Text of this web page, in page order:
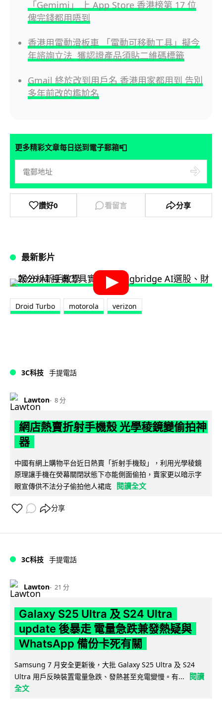
「Gemimi」 上 App Store 香港榜第 17 位
俾完錢都用唔到
香港用電動滑板車 「電動可移動工具」擬今
年諮詢立法 獲認證產品須貼二維碼標籤
Gmail 終於改到用戶名 香港用家都用到 告別
多年前改的尷尬名
更多精彩文章每日送到電子郵箱📮
讚好0 看留言 分享
最新影片
Droid Turbo motorola verizon
3C科技 手提電話
Lawton 8 分
網店熱賣折射手機殼 光學稜鏡變偷拍神
器
中國有網上購物平台近日熱賣「折射手機殼」，利用光學稜鏡
原理讓手機在熒幕關閉狀態下亦能側面偷拍，賣家更以暗示字
眼宣傳供不法分子偷拍他人裙底
閱讀全文
分享
3C科技 手提電話
Lawton 21 分
Galaxy S25 Ultra 及 S24 Ultra
update 後暴走 電量急跌兼發熱疑與
WhatsApp 備份卡死有關
Samsung 7 月安全更新後，大批 Galaxy S25 Ultra 及 S24
Ultra 用戶反映裝置電量急跌、發熱甚至充電變慢。有...
閱讀
全文